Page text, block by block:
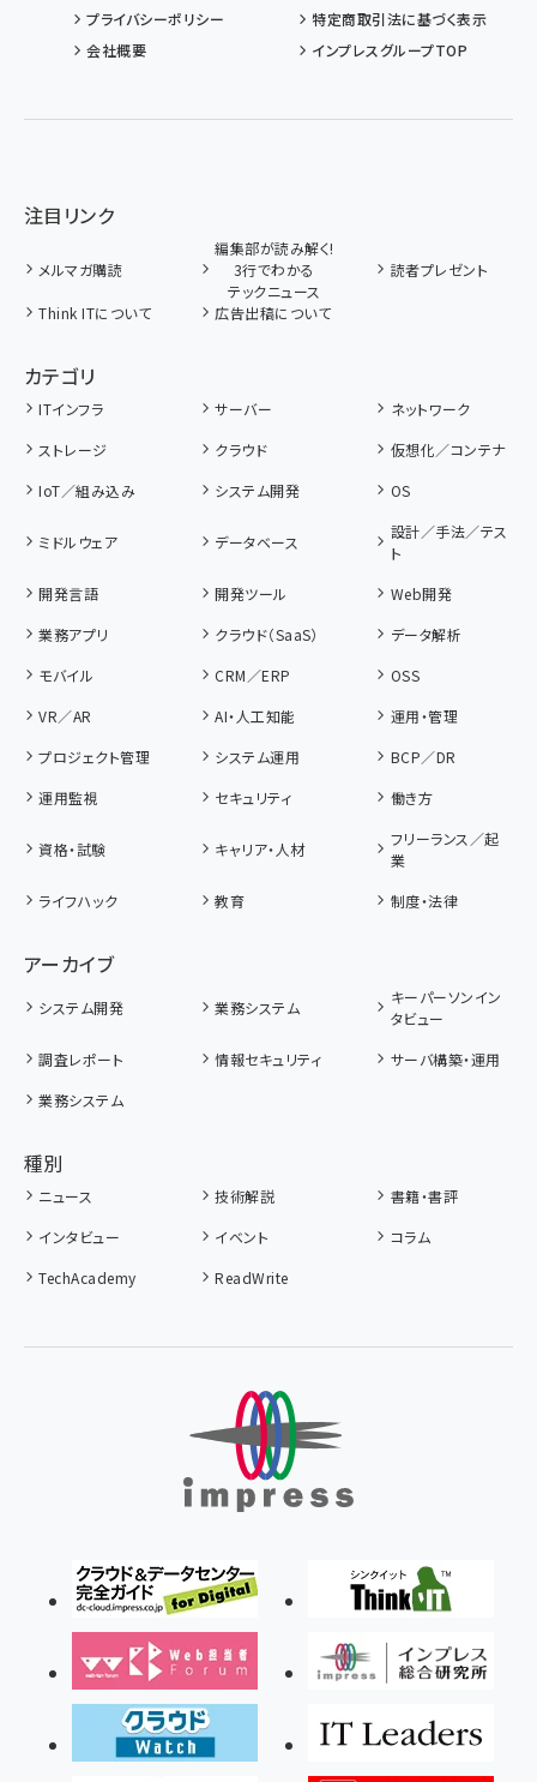
プライバシーポリシー
特定商取引法に基づく表示
会社概要
インプレスグループTOP
注目リンク
メルマガ購読
編集部が読み解く!
3行でわかる
テックニュース
読者プレゼント
Think ITについて 広告出稿について
カテゴリ
ITインフラ サーバー
ネットワーク
ストレージ
クラウド
仮想化／コンテナ
IoT／組み込み
システム開発 OS
ミドルウェア データベース
設計／手法／テス
ト
開発言語
開発ツール
Web開発
業務アプリ
クラウド（SaaS）
データ解析
モバイル
CRM／ERP
OSS
VR／AR
AI・人工知能
運用・管理
プロジェクト管理
システム運用
BCP／DR
運用監視
セキュリティ 働き方
資格・試験 キャリア・人材
フリーランス／起
業
ライフハック
教育 制度・法律
アーカイブ
システム開発 業務システム
キーパーソンイン
タビュー
調査レポート
情報セキュリティ
サーバ構築・運用
業務システム
種別
ニュース 技術解説
書籍・書評
インタビュー
イベント
コラム
TechAcademy
ReadWrite